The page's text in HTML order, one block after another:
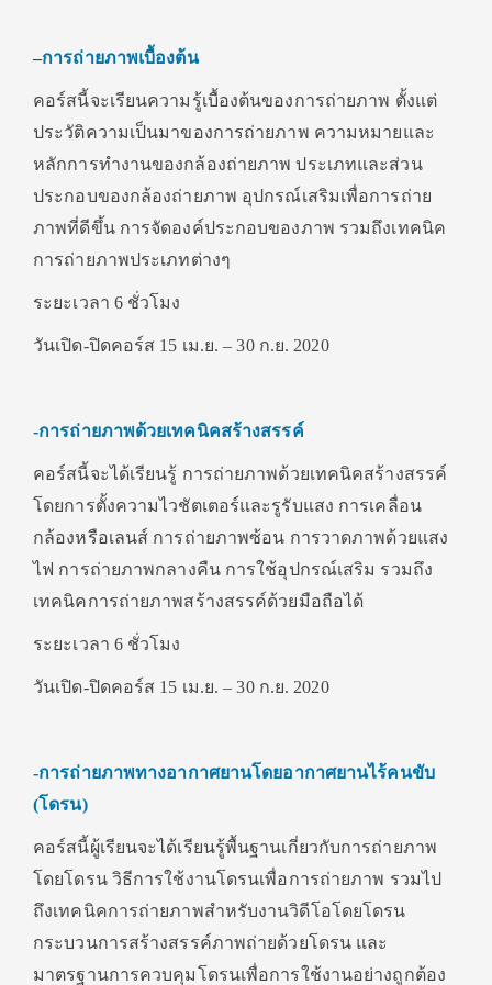
–การถ่ายภาพเบื้องต้น
คอร์สนี้จะเรียนความรู้เบื้องต้นของการถ่ายภาพ ตั้งแต่
ประวัติความเป็นมาของการถ่ายภาพ ความหมายและ
หลักการทำงานของกล้องถ่ายภาพ ประเภทและส่วน
ประกอบของกล้องถ่ายภาพ อุปกรณ์เสริมเพื่อการถ่าย
ภาพที่ดีขึ้น การจัดองค์ประกอบของภาพ รวมถึงเทคนิค
การถ่ายภาพประเภทต่างๆ
ระยะเวลา 6 ชั่วโมง
วันเปิด-ปิดคอร์ส 15 เม.ย. – 30 ก.ย. 2020
-การถ่ายภาพด้วยเทคนิคสร้างสรรค์
คอร์สนี้จะได้เรียนรู้ การถ่ายภาพด้วยเทคนิคสร้างสรรค์
โดยการตั้งความไวชัตเตอร์และรูรับแสง การเคลื่อน
กล้องหรือเลนส์ การถ่ายภาพซ้อน การวาดภาพด้วยแสง
ไฟ การถ่ายภาพกลางคืน การใช้อุปกรณ์เสริม รวมถึง
เทคนิคการถ่ายภาพสร้างสรรค์ด้วยมือถือได้
ระยะเวลา 6 ชั่วโมง
วันเปิด-ปิดคอร์ส 15 เม.ย. – 30 ก.ย. 2020
-การถ่ายภาพทางอากาศยานโดยอากาศยานไร้คนขับ
(โดรน)
คอร์สนี้ผู้เรียนจะได้เรียนรู้พื้นฐานเกี่ยวกับการถ่ายภาพ
โดยโดรน วิธีการใช้งานโดรนเพื่อการถ่ายภาพ รวมไป
ถึงเทคนิคการถ่ายภาพสำหรับงานวิดีโอโดยโดรน
กระบวนการสร้างสรรค์ภาพถ่ายด้วยโดรน และ
มาตรฐานการควบคุมโดรนเพื่อการใช้งานอย่างถูกต้อง